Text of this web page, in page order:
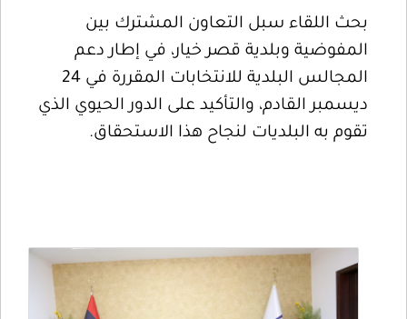
بحث اللقاء سبل التعاون المشترك بين
المفوضية وبلدية قصر خيار، في إطار دعم
المجالس البلدية للانتخابات المقررة في 24
ديسمبر القادم، والتأكيد على الدور الحيوي الذي
تقوم به البلديات لنجاح هذا الاستحقاق.